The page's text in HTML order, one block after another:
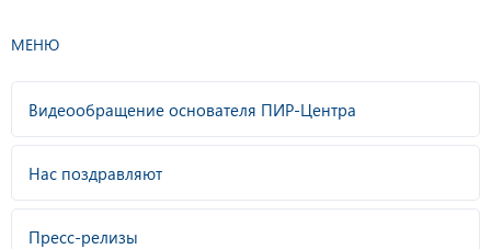
МЕНЮ
Видеообращение основателя ПИР-Центра
Нас поздравляют
Пресс-релизы